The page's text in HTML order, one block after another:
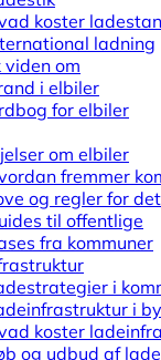
koster
ladning
viden om
i elbiler
for elbiler
om elbiler
fremmer
og regler for
til offentlige
fra kommuner
i
i
koster
og udbud af